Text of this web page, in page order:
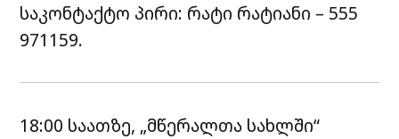
საკონტაქტო პირი: რატი რატიანი – 555
971159.
18:00 საათზე, „მწერალთა სახლში“